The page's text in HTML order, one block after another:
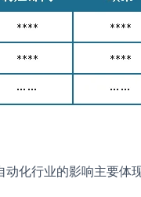
化行业的影响主要体